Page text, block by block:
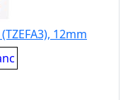
12mm